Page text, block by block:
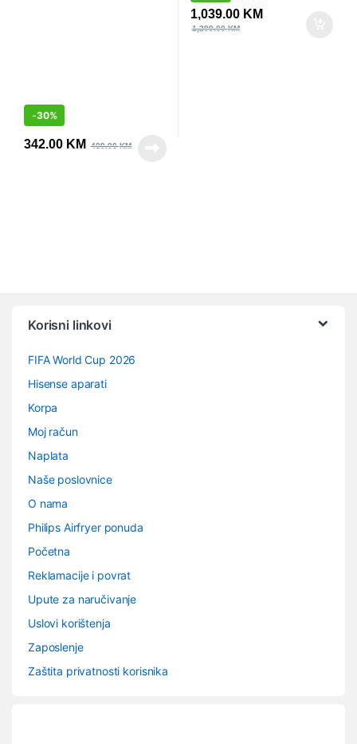
-30%
342.00 KM 489.00KM
1,039.00 KM
1,299.00KM
Korisni linkovi
FIFA World Cup 2026
Hisense aparati
Korpa
Moj račun
Naplata
Naše poslovnice
O nama
Philips Airfryer ponuda
Početna
Reklamacije i povrat
Upute za naručivanje
Uslovi korištenja
Zaposlenje
Zaštita privatnosti korisnika